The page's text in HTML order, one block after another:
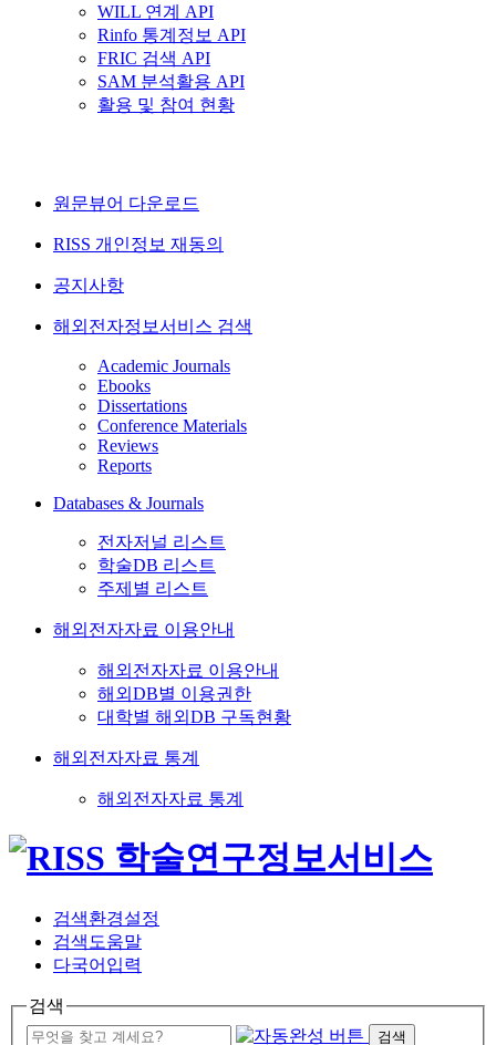
WILL 연계 API
Rinfo 통계정보 API
FRIC 검색 API
SAM 분석활용 API
활용 및 참여 현황
원문뷰어 다운로드
RISS 개인정보 재동의
공지사항
해외전자정보서비스 검색
Academic Journals
Ebooks
Dissertations
Conference Materials
Reviews
Reports
Databases & Journals
전자저널 리스트
학술DB 리스트
주제별 리스트
해외전자자료 이용안내
해외전자자료 이용안내
해외DB별 이용권한
대학별 해외DB 구독현황
해외전자자료 통계
해외전자자료 통계
검색환경설정
검색도움말
다국어입력
검색
검색